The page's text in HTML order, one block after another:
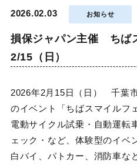
2026.02.03 お知らせ
損保ジャパン主催 ちば
2/15（日）
2026年2月15日（日） 千葉
のイベント「ちばスマイルフ
電動サイクル試乗・自動運転
ェック・など、体験型のイベ
白バイ、パトカー、消防車な